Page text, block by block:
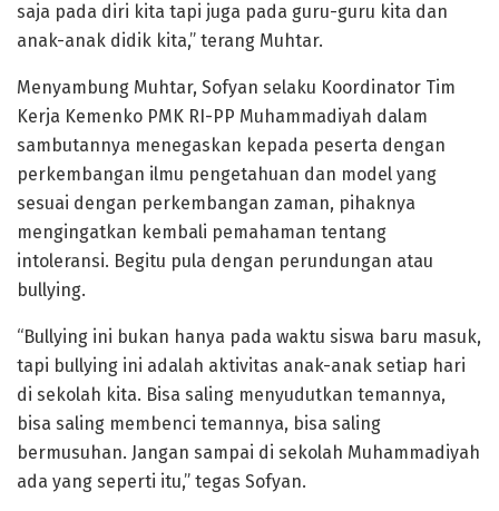
saja pada diri kita tapi juga pada guru-guru kita dan
anak-anak didik kita,” terang Muhtar.
Menyambung Muhtar, Sofyan selaku Koordinator Tim
Kerja Kemenko PMK RI-PP Muhammadiyah dalam
sambutannya menegaskan kepada peserta dengan
perkembangan ilmu pengetahuan dan model yang
sesuai dengan perkembangan zaman, pihaknya
mengingatkan kembali pemahaman tentang
intoleransi. Begitu pula dengan perundungan atau
bullying.
“Bullying ini bukan hanya pada waktu siswa baru masuk,
tapi bullying ini adalah aktivitas anak-anak setiap hari
di sekolah kita. Bisa saling menyudutkan temannya,
bisa saling membenci temannya, bisa saling
bermusuhan. Jangan sampai di sekolah Muhammadiyah
ada yang seperti itu,” tegas Sofyan.